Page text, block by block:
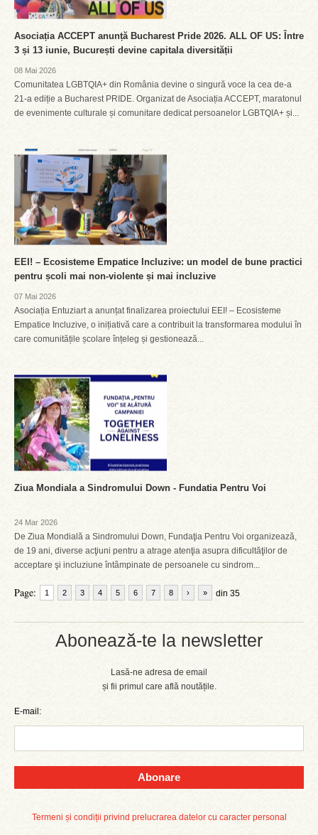
Abonează-te la newsletter
Lasă-ne adresa de email
și fii primul care află noutățile.
E-mail:
Abonare
Termeni și condiții privind prelucrarea datelor cu caracter personal
Asociația ACCEPT anunță Bucharest Pride 2026. ALL OF US: Între
3 și 13 iunie, București devine capitala diversității
08 Mai 2026
Comunitatea LGBTQIA+ din România devine o singură voce la cea de-a
21-a ediție a Bucharest PRIDE. Organizat de Asociația ACCEPT, maratonul
de evenimente culturale și comunitare dedicat persoanelor LGBTQIA+ și...
EEI! – Ecosisteme Empatice Incluzive: un model de bune practici
pentru școli mai non-violente și mai incluzive
07 Mai 2026
Asociația Entuziart a anunțat finalizarea proiectului EEI! – Ecosisteme
Empatice Incluzive, o inițiativă care a contribuit la transformarea modului în
care comunitățile școlare înțeleg și gestionează...
Ziua Mondiala a Sindromului Down - Fundatia Pentru Voi
24 Mar 2026
De Ziua Mondială a Sindromului Down, Fundaţia Pentru Voi organizează,
de 19 ani, diverse acţiuni pentru a atrage atenţia asupra dificultăţilor de
acceptare şi incluziune întâmpinate de persoanele cu sindrom...
Page: 1 2 3 4 5 6 7 8 din 35
› »